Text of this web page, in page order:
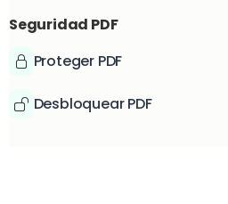
Seguridad PDF
Proteger PDF
Desbloquear PDF